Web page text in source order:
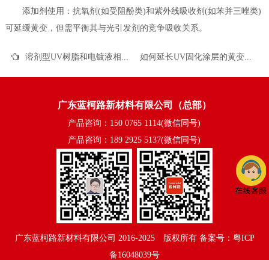
添加剂使用：抗氧剂(如受阻酚类)和紫外线吸收剂(如苯并三唑类)
可延缓黄变，但需平衡其与光引发剂的竞争吸收关系。
如何延长UV固化涂层的黄变时间
广东蓝柯路新材料有限公司（总部）
产品咨询：150 0765 1114(微信同号)
产品咨询：189 2925 5137(微信同号)
广东蓝柯路新材料有限公司 2016-2025©版权所有 备案号：粤ICP
备16048039号